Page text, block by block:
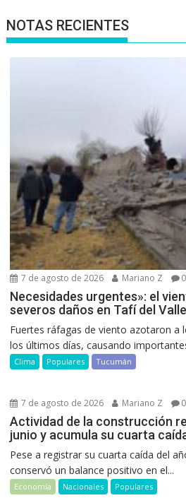
NOTAS RECIENTES
7 de agosto de 2026 Mariano Z 0
Necesidades urgentes»: el
severos daños en Tafí del Valle
Fuertes ráfagas de viento azotaron a
los últimos días, causando
Clima Populares Tucumán
7 de agosto de 2026 Mariano Z 0
Actividad de la construcción
junio y acumula su cuarta
Pese a registrar su cuarta caída del
conservó un balance positivo en el...
Economía Nacionales Populares